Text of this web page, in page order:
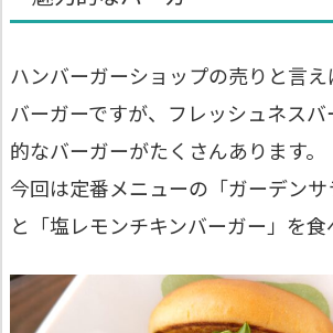
ハンバーガーショップの売りと言
バーガーですが、フレッシュネス
的なバーガーがたくさんあります。
今回は定番メニューの「ガーデンサ
と「塩レモンチキンバーガー」を食